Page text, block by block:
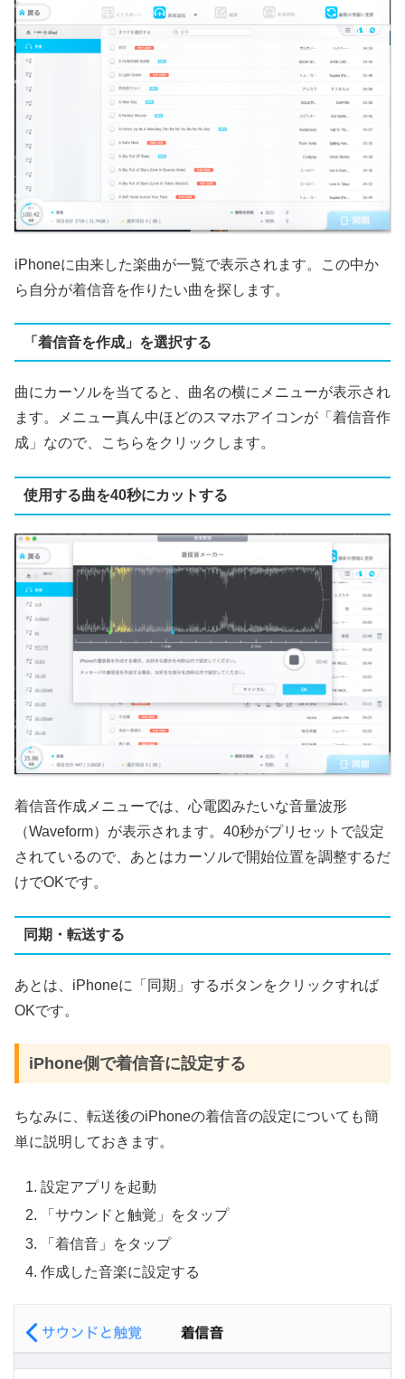
iPhoneに由来した楽曲が一覧で表示されます。この中か
ら自分が着信音を作りたい曲を探します。
「着信音を作成」を選択する
曲にカーソルを当てると、曲名の横にメニューが表示され
ます。メニュー真ん中ほどのスマホアイコンが「着信音作
成」なので、こちらをクリックします。
使用する曲を40秒にカットする
着信音作成メニューでは、心電図みたいな音量波形
（Waveform）が表示されます。40秒がプリセットで設定
されているので、あとはカーソルで開始位置を調整するだ
けでOKです。
同期・転送する
あとは、iPhoneに「同期」するボタンをクリックすれば
OKです。
iPhone側で着信音に設定する
ちなみに、転送後のiPhoneの着信音の設定についても簡
単に説明しておきます。
設定アプリを起動
「サウンドと触覚」をタップ
「着信音」をタップ
作成した音楽に設定する